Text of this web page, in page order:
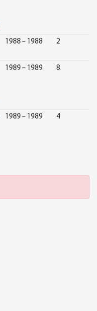
1988 – 1988 2
1989 – 1989 8
1989 – 1989 4